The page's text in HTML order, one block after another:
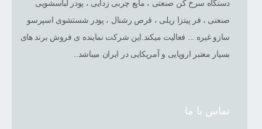
دستگاه سرخ کن صنعتی ، مایع چربی زدایی ، پودر لباسشویی
صنعتی ، فر پیتزا ریلی ، قرص رشنال ، پودر شستشوی اسپرسو
سازو غیره ... فعالیت میکند.این شرکت نماینده ی فروش برند های
بسیار معتبر اروپایی و آمریکایی در ایران میباشد..
تماس با ما